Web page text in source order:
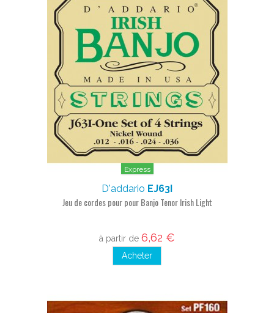
Express
D'addario EJ63I
Jeu de cordes pour pour Banjo Tenor Irish Light
à partir de 6,62 €
Acheter